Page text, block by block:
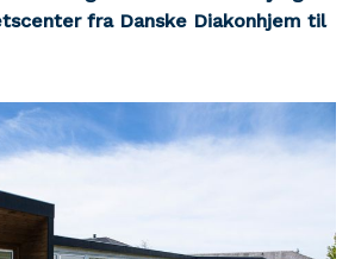
fra Danske Diakonhjem til